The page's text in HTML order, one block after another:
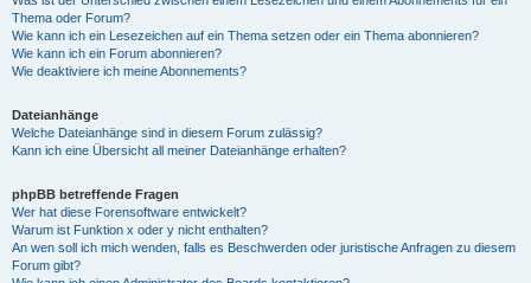
Thema oder Forum?
Wie kann ich ein Lesezeichen auf ein Thema setzen oder ein Thema abonnieren?
Wie kann ich ein Forum abonnieren?
Wie deaktiviere ich meine Abonnements?
Dateianhänge
Welche Dateianhänge sind in diesem Forum zulässig?
Kann ich eine Übersicht all meiner Dateianhänge erhalten?
phpBB betreffende Fragen
Wer hat diese Forensoftware entwickelt?
Warum ist Funktion x oder y nicht enthalten?
An wen soll ich mich wenden, falls es Beschwerden oder juristische Anfragen zu diesem
Forum gibt?